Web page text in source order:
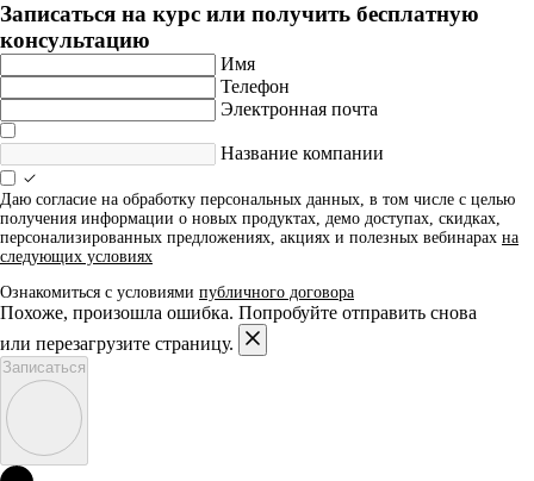
Записаться на курс или получить бесплатную
консультацию
Имя
Телефон
Электронная почта
Название компании
Даю согласие на обработку персональных данных, в том числе с целью
получения информации о новых продуктах, демо доступах, скидках,
персонализированных предложениях, акциях и полезных вебинарах на
следующих условиях
Ознакомиться с условиями публичного договора
Похоже, произошла ошибка. Попробуйте отправить снова
или перезагрузите страницу.
Записаться